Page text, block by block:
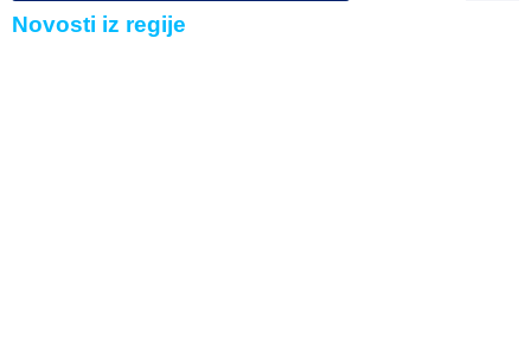
Novosti iz regije